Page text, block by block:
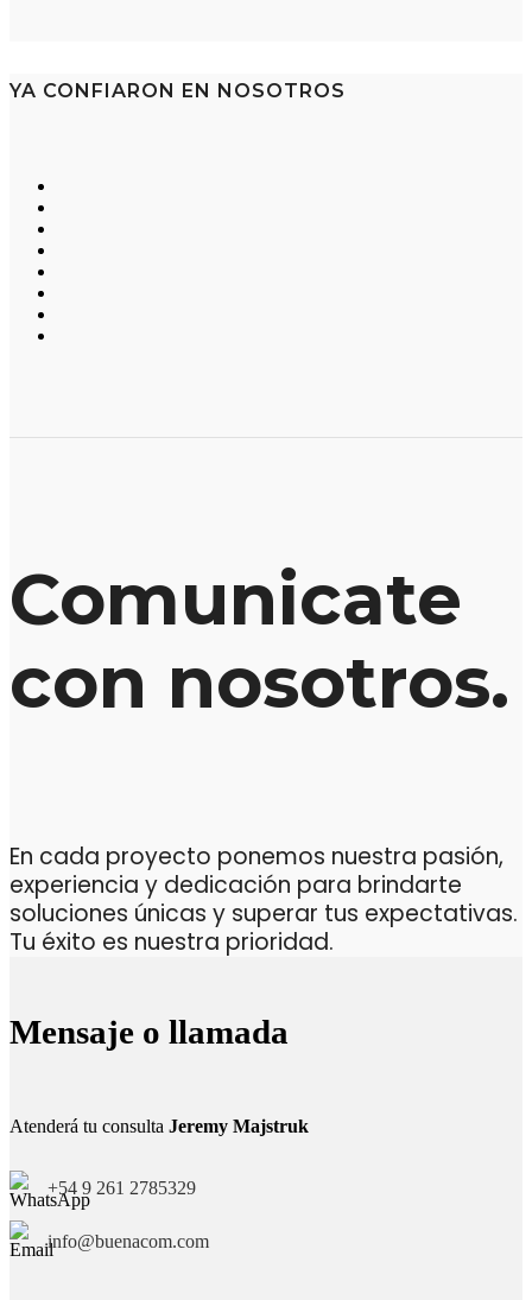
YA CONFIARON EN NOSOTROS
Comunicate
con nosotros.
En cada proyecto ponemos nuestra pasión,
experiencia y dedicación para brindarte
soluciones únicas y superar tus expectativas.
Tu éxito es nuestra prioridad.
Mensaje o llamada
Atenderá tu consulta Jeremy Majstruk
+54 9 261 2785329
info@buenacom.com